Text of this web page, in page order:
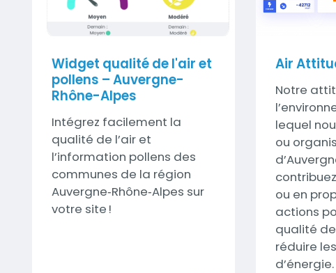
Widget qualité de l'air et
pollens – Auvergne-
Rhône-Alpes
Sous-
titre
Intégrez facilement la
qualité de l’air et
l’information pollens des
communes de la région
Auvergne‑Rhône‑Alpes sur
votre site !
Air
Sous-
titre
Notre
lequel
ou
ou en
actions
qualité
réduire
d’énergie.